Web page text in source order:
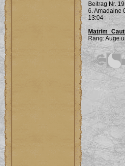
Beitrag Nr. 19
6. Amadaine
13:04
Rang: Auge